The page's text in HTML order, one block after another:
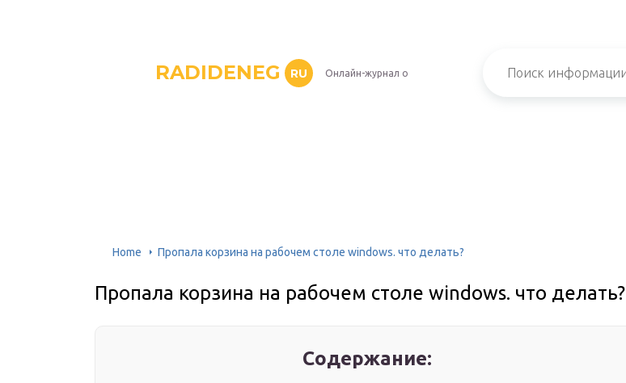
RADIDENEG RU Онлайн-журнал о
Home Пропала корзина на рабочем столе windows. что делать?
Пропала корзина на рабочем столе windows. что делать?
Содержание: